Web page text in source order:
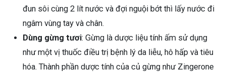
đun sôi cùng 2 lít nước và đợi nguội bớt thì lấy nước đi
ngâm vùng tay và chân.
Dùng gừng tươi: Gừng là dược liệu tính ấm sử dụng
như một vị thuốc điều trị bệnh lý da liễu, hô hấp và tiêu
hóa. Thành phần dược tính của củ gừng như Zingerone